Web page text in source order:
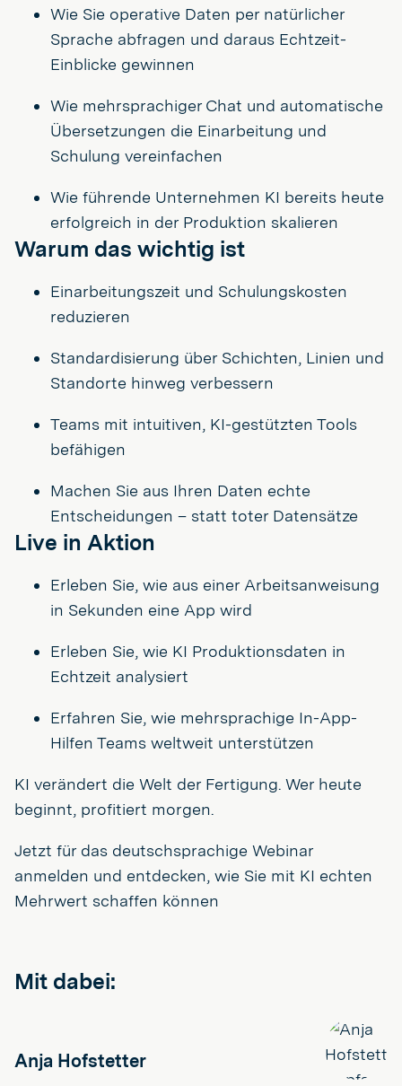
Wie Sie operative Daten per natürlicher
Sprache abfragen und daraus Echtzeit-
Einblicke gewinnen
Wie mehrsprachiger Chat und automatische
Übersetzungen die Einarbeitung und
Schulung vereinfachen
Wie führende Unternehmen KI bereits heute
erfolgreich in der Produktion skalieren
Warum das wichtig ist
Einarbeitungszeit und Schulungskosten
reduzieren
Standardisierung über Schichten, Linien und
Standorte hinweg verbessern
Teams mit intuitiven, KI-gestützten Tools
befähigen
Machen Sie aus Ihren Daten echte
Entscheidungen – statt toter Datensätze
Live in Aktion
Erleben Sie, wie aus einer Arbeitsanweisung
in Sekunden eine App wird
Erleben Sie, wie KI Produktionsdaten in
Echtzeit analysiert
Erfahren Sie, wie mehrsprachige In-App-
Hilfen Teams weltweit unterstützen
KI verändert die Welt der Fertigung. Wer heute
beginnt, profitiert morgen.
Jetzt für das deutschsprachige Webinar
anmelden und entdecken, wie Sie mit KI echten
Mehrwert schaffen können
Mit dabei:
Anja Hofstetter